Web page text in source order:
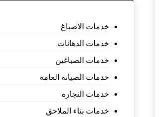
خدمات الاصباغ
خدمات الدهانات
خدمات الصباغين
خدمات الصيانة العامة
خدمات النجارة
خدمات بناء الملاحق